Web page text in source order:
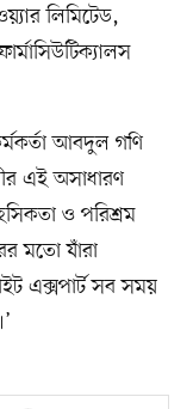
লিমিটেড,
আবদুল গণি
এই অসাধারণ
ও পরিশ্রম
মতো যাঁরা
এক্সপার্ট সব সময়